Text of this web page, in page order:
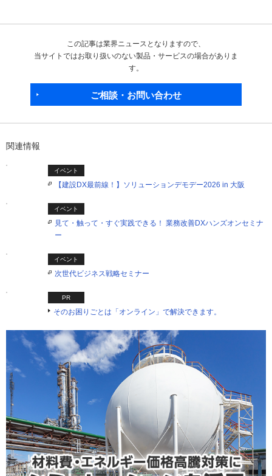
この記事は業界ニュースとなりますので、
当サイトではお取り扱いのない製品・サービスの場合がありま
す。
ご相談・お問い合わせ
関連情報
イベント
【建設DX最前線！】ソリューションデモデー2026 in 大阪
イベント
見て・触って・すぐ実践できる！ 業務改善DXハンズオンセミナ
ー
イベント
次世代ビジネス戦略セミナー
PR
そのお困りごとは「オンライン」で解決できます。